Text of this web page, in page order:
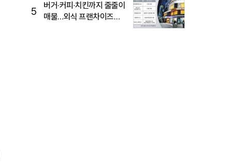
5
버거·커피·치킨까지 줄줄이
매물…외식 프랜차이즈